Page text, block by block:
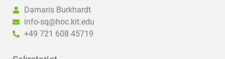
Damaris Burkhardt
info-sq@hoc.kit.edu
+49 721 608 45719